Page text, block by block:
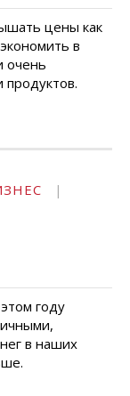
цены как
в
очень
продуктов.
|
году
в наших